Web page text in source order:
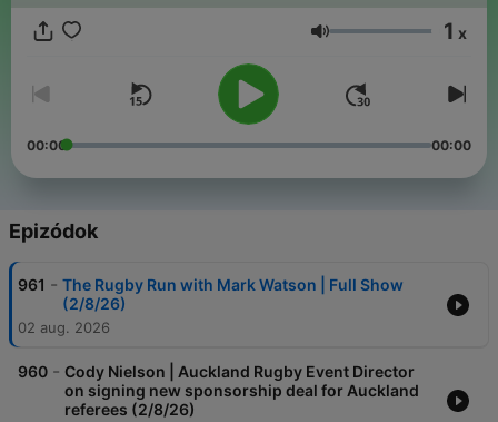
Hangerő 1 x
00:00 00:00
Epizódok
961 - The Rugby Run with Mark Watson | Full Show
(2/8/26)
02 aug. 2026
960 - Cody Nielson | Auckland Rugby Event Director
on signing new sponsorship deal for Auckland
referees (2/8/26)